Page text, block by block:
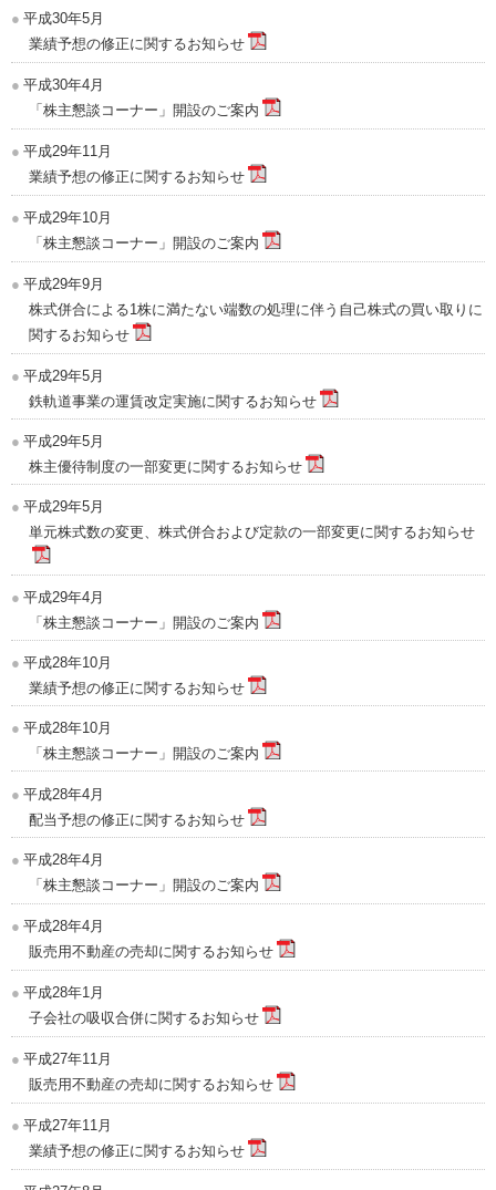
平成30年5月
業績予想の修正に関するお知らせ
平成30年4月
「株主懇談コーナー」開設のご案内
平成29年11月
業績予想の修正に関するお知らせ
平成29年10月
「株主懇談コーナー」開設のご案内
平成29年9月
株式併合による1株に満たない端数の処理に伴う自己株式の買い取りに
関するお知らせ
平成29年5月
鉄軌道事業の運賃改定実施に関するお知らせ
平成29年5月
株主優待制度の一部変更に関するお知らせ
平成29年5月
単元株式数の変更、株式併合および定款の一部変更に関するお知らせ
平成29年4月
「株主懇談コーナー」開設のご案内
平成28年10月
業績予想の修正に関するお知らせ
平成28年10月
「株主懇談コーナー」開設のご案内
平成28年4月
配当予想の修正に関するお知らせ
平成28年4月
「株主懇談コーナー」開設のご案内
平成28年4月
販売用不動産の売却に関するお知らせ
平成28年1月
子会社の吸収合併に関するお知らせ
平成27年11月
販売用不動産の売却に関するお知らせ
平成27年11月
業績予想の修正に関するお知らせ